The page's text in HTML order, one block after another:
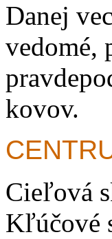
Danej
vedomé,
kovov.
Cieľová
Kľúčové